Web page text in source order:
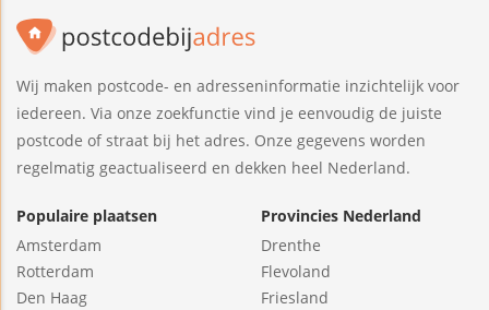
Wij maken postcode- en adresseninformatie inzichtelijk voor
iedereen. Via onze zoekfunctie vind je eenvoudig de juiste
postcode of straat bij het adres. Onze gegevens worden
regelmatig geactualiseerd en dekken heel Nederland.
Populaire plaatsen
Amsterdam
Rotterdam
Den Haag
Provincies Nederland
Drenthe
Flevoland
Friesland